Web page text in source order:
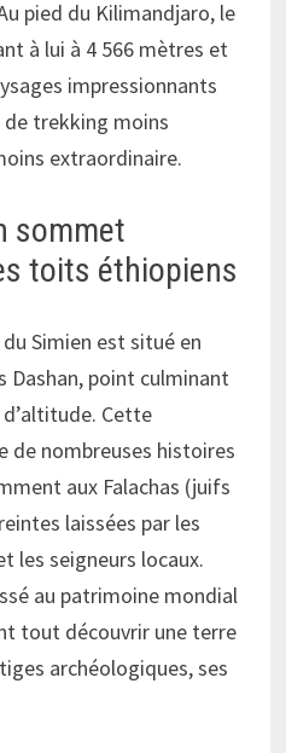
pied du Kilimandjaro, le
à lui à 4 566 mètres et
impressionnants
de trekking moins
extraordinaire.
sommet
toits éthiopiens
Simien est situé en
Dashan, point culminant
Cette
de nombreuses histoires
aux Falachas (juifs
laissées par les
les seigneurs locaux.
au patrimoine mondial
tout découvrir une terre
archéologiques, ses